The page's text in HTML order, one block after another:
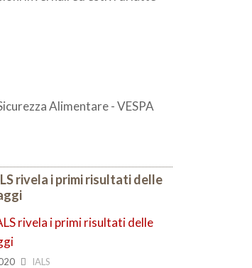
Alimentare - VESPA
rivela i primi risultati delle
IALS